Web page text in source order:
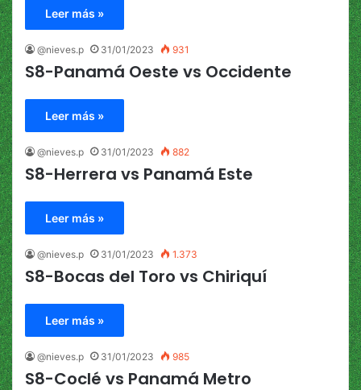
Leer más »
@nieves.p 31/01/2023 931
S8-Panamá Oeste vs Occidente
Leer más »
@nieves.p 31/01/2023 882
S8-Herrera vs Panamá Este
Leer más »
@nieves.p 31/01/2023 1.373
S8-Bocas del Toro vs Chiriquí
Leer más »
@nieves.p 31/01/2023 985
S8-Coclé vs Panamá Metro